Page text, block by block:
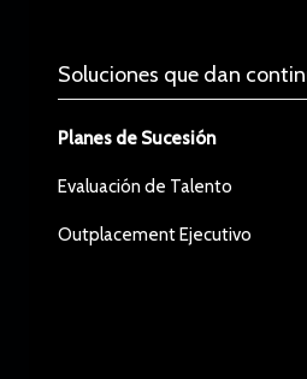
Soluciones que dan
Planes de Sucesión
Evaluación de Talento
Outplacement Ejecutivo